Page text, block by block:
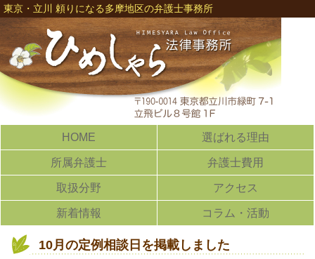
東京・立川 頼りになる多摩地区の弁護士事務所
HOME 選ばれる理由
所属弁護士 弁護士費用
取扱分野 アクセス
新着情報 コラム・活動
10月の定例相談日を掲載しました